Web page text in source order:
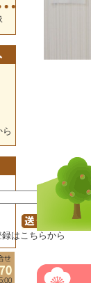
はこちらから